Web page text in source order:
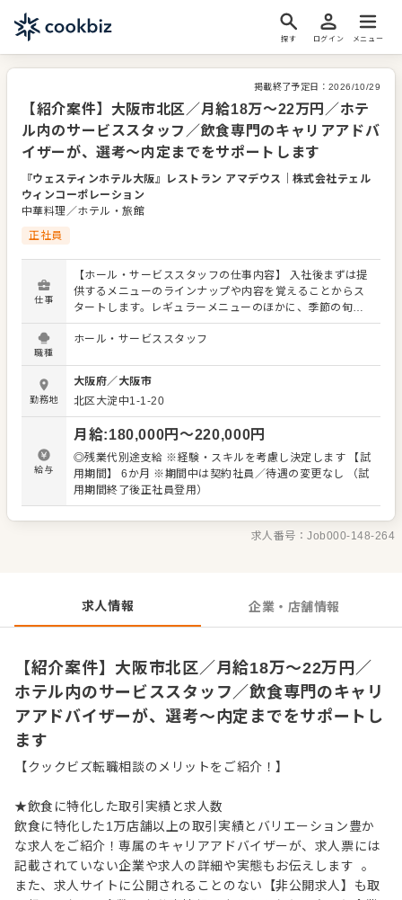
探す ログイン メニュー
掲載終了予定日： 2026/10/29
【紹介案件】大阪市北区／月給18万～22万円／ホテ
ル内のサービススタッフ／飲食専門のキャリアアドバ
イザーが、選考～内定までをサポートします
『ウェスティンホテル大阪』レストラン アマデウス ｜株式会社テェル
ウィンコーポレーション
中華料理／ホテル・旅館
正社員
仕事
【ホール・サービススタッフの仕事内容】 入社後まずは提
供するメニューのラインナップや内容を覚えることからス
タートします。レギュラーメニューのほかに、季節の旬を
使った限定メニューを提供することもありますので、お客
さまに説明できるよう調理スタッフとの連携やコミュニケ
フは店舗の顔となります。感謝の言葉をいただいたり、改
善要求などのご意見を直接いただくこともあります。それ
らの内容を店舗メンバーに共有しながら、よりよいお店づ
くりを心がけてください。オペレーション改善や構築につ
いてのアイデアも大歓迎です。 【具体的には…】 ・開店、
閉店準備、清掃 ・お席へのご案内、オーダーテイク、レジ
対応など接客全般 ・ドリンク作り、提供 ・テーブルの片づ
け ・予約管理、電話対応 など 入社後はスキルに合わせた
ましょう。先輩スタッフがあなたの成長をサポートします
ので、経験が浅い方も安心してスタートできる環境です。
転職支援窓口』までお問合せください！
職種
ホール・サービススタッフ
勤務地
大阪府／ 大阪市
北区大淀中1-1-20
給与
月給:180,000円〜220,000円
◎残業代別途支給 ※経験・スキルを考慮し決定します 【試
用期間】 6か月 ※期間中は契約社員／待遇の変更なし （試
用期間終了後正社員登用）
求人番号：Job000-148-264
求人情報 企業・店舗情報
【紹介案件】大阪市北区／月給18万～22万円／
ホテル内のサービススタッフ／飲食専門のキャリ
アアドバイザーが、選考～内定までをサポートし
ます
【クックビズ転職相談のメリットをご紹介！】
★飲食に特化した取引実績と求人数
飲食に特化した1万店舗以上の取引実績とバリエーション豊か
な求人をご紹介！専属のキャリアアドバイザーが、求人票には
記載されていない企業や求人の詳細や実態もお伝えします 。
また、求人サイトに公開されることのない【非公開求人】も取